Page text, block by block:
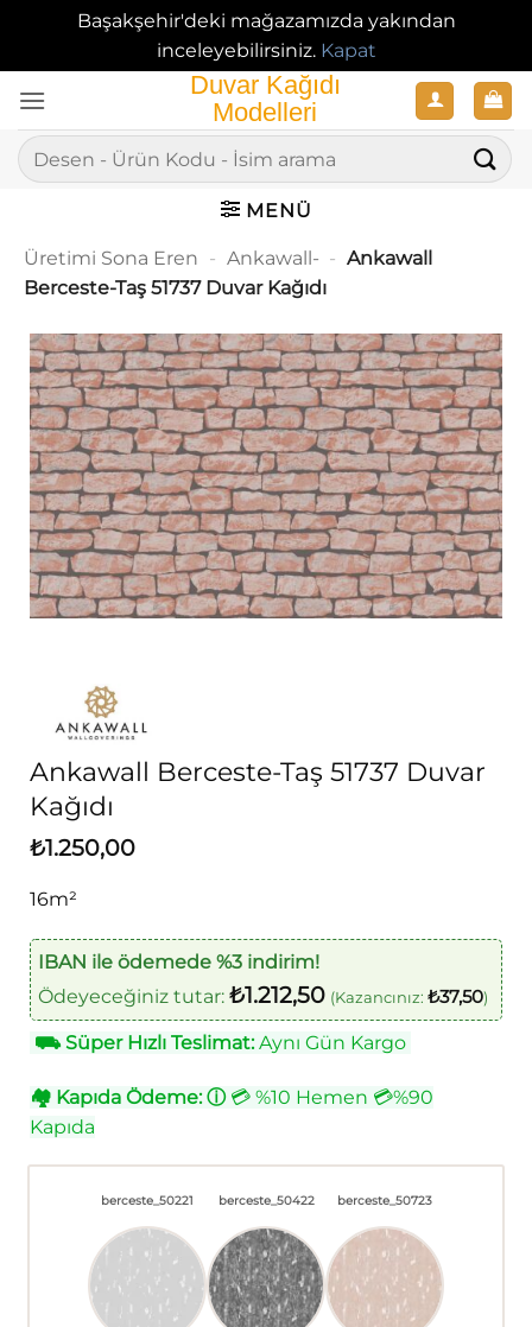
Başakşehir'deki mağazamızda yakından
inceleyebilirsiniz. Kapat
atla
Ara:
MENÜ
Üretimi Sona Eren - Ankawall- - Ankawall
Berceste-Taş 51737 Duvar Kağıdı
Ankawall Berceste-Taş 51737 Duvar
Kağıdı
₺1.250,00
16m²
IBAN ile ödemede %3 indirim!
Ödeyeceğiniz tutar: ₺1.212,50 (Kazancınız: ₺37,50)
⛟Süper Hızlı Teslimat:Aynı Gün Kargo
🏘 Kapıda Ödeme: ⓘ💳 %10 Hemen 💳%90
Kapıda
berceste_50221 berceste_50422 berceste_50723